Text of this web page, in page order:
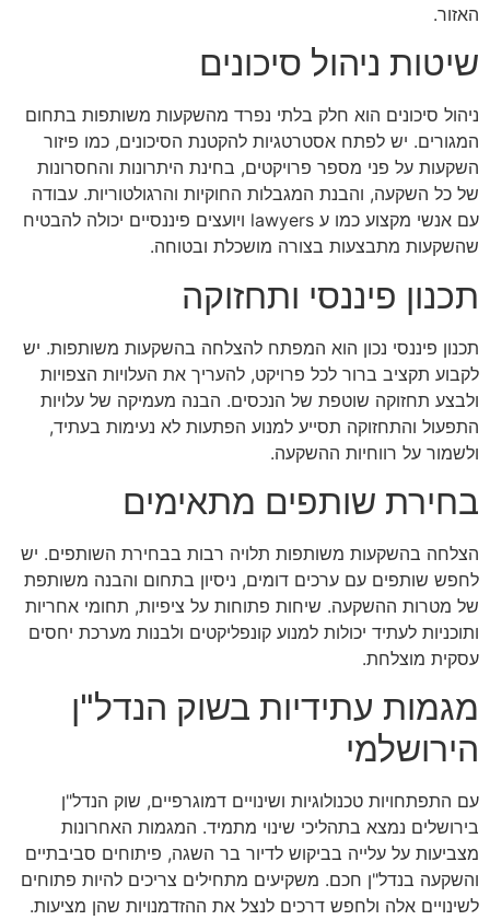
האזור.
שיטות ניהול סיכונים
ניהול סיכונים הוא חלק בלתי נפרד מהשקעות משותפות בתחום
המגורים. יש לפתח אסטרטגיות להקטנת הסיכונים, כמו פיזור
השקעות על פני מספר פרויקטים, בחינת היתרונות והחסרונות
של כל השקעה, והבנת המגבלות החוקיות והרגולטוריות. עבודה
עם אנשי מקצוע כמו ע lawyers ויועצים פיננסיים יכולה להבטיח
שהשקעות מתבצעות בצורה מושכלת ובטוחה.
תכנון פיננסי ותחזוקה
תכנון פיננסי נכון הוא המפתח להצלחה בהשקעות משותפות. יש
לקבוע תקציב ברור לכל פרויקט, להעריך את העלויות הצפויות
ולבצע תחזוקה שוטפת של הנכסים. הבנה מעמיקה של עלויות
התפעול והתחזוקה תסייע למנוע הפתעות לא נעימות בעתיד,
ולשמור על רווחיות ההשקעה.
בחירת שותפים מתאימים
הצלחה בהשקעות משותפות תלויה רבות בבחירת השותפים. יש
לחפש שותפים עם ערכים דומים, ניסיון בתחום והבנה משותפת
של מטרות ההשקעה. שיחות פתוחות על ציפיות, תחומי אחריות
ותוכניות לעתיד יכולות למנוע קונפליקטים ולבנות מערכת יחסים
עסקית מוצלחת.
מגמות עתידיות בשוק הנדל"ן
הירושלמי
עם התפתחויות טכנולוגיות ושינויים דמוגרפיים, שוק הנדל"ן
בירושלים נמצא בתהליכי שינוי מתמיד. המגמות האחרונות
מצביעות על עלייה בביקוש לדיור בר השגה, פיתוחים סביבתיים
והשקעה בנדל"ן חכם. משקיעים מתחילים צריכים להיות פתוחים
לשינויים אלה ולחפש דרכים לנצל את ההזדמנויות שהן מציעות.